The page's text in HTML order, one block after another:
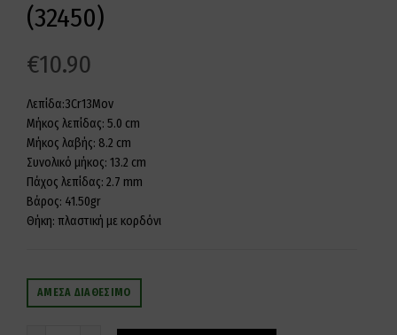
(32450)
€10.90
Λεπίδα:3Cr13Mov
Μήκος λεπίδας: 5.0 cm
Μήκος λαβής: 8.2 cm
Συνολικό μήκος: 13.2 cm
Πάχος λεπίδας: 2.7 mm
Βάρος: 41.50gr
Θήκη: πλαστική με κορδόνι
ΆΜΕΣΑ ΔΙΑΘΈΣΙΜΟ